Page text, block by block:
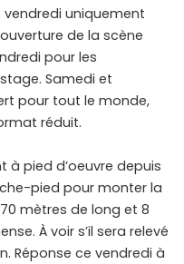
vendredi uniquement
de la scène
pour les
Samedi et
pour tout le monde,
réduit.
à pied d’oeuvre depuis
pied pour monter la
mètres de long et 8
À voir s’il sera relevé
Réponse ce vendredi à